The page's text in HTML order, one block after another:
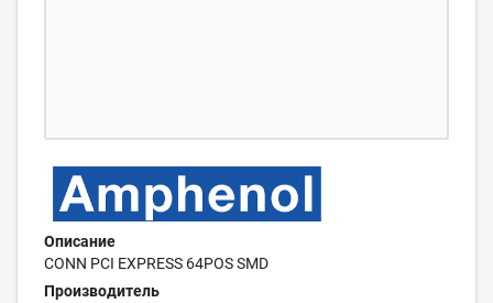
Описание
CONN PCI EXPRESS 64POS SMD
Производитель